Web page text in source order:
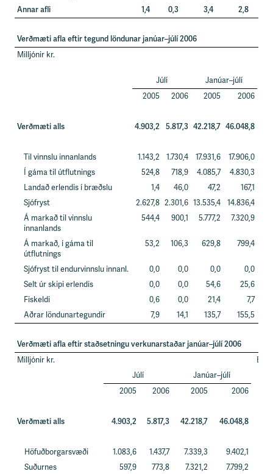
Annar afli
1,4 0,3 3,4 2,8
Verðmæti afla eftir tegund löndunar janúar–júlí 2006
Milljónir kr.
Júlí Janúar–júlí
2005
2006 2005 2006
Verðmæti alls 4.903,2 5.817,3 42.218,7 46.048,8
Til vinnslu innanlands 1.143,2 1.730,4 17.931,6
17.906,0
Í gáma til útflutnings
524,8 718,9 4.085,7
4.830,3
Landað erlendis í bræðslu
1,4 46,0 47,2
167,1
Sjófryst
2.627,8 2.301,6 13.535,4
14.836,4
Á markað til vinnslu
innanlands
544,4 900,1 5.777,2 7.320,9
Á markað, í gáma til
útflutnings
53,2 106,3 629,8 799,4
Sjófryst til endurvinnslu innanl. 0,0 0,0 0,0
0,0
Selt úr skipi erlendis
0,0 0,0 54,6
25,6
Fiskeldi
0,6 0,0 21,4
7,7
Aðrar löndunartegundir
7,9 14,1 135,7 155,5
Verðmæti afla eftir staðsetningu verkunarstaðar janúar–júlí 2006
Milljónir kr.
Júlí
Janúar–júlí
2005
2006 2005 2006
Verðmæti alls 4.903,2 5.817,3 42.218,7 46.048,8
Höfuðborgarsvæði 1.083,6 1.437,7 7.339,3
9.402,1
Suðurnes
597,9 773,8 7.321,2
7.799,2